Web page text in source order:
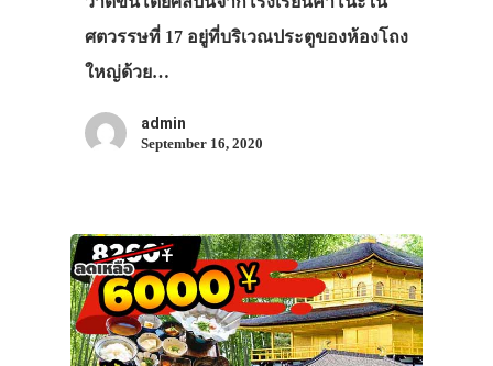
ศตวรรษที่ 17 อยู่ที่บริเวณประตูของห้องโถง
ใหญ่ด้วย…
admin
September 16, 2020
VIDEO
ภาพประทับใจ